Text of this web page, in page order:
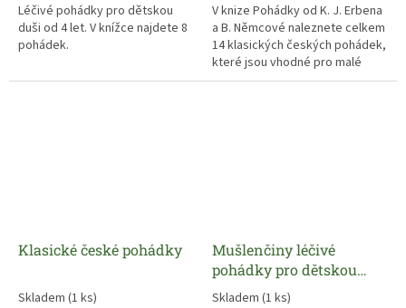
Léčivé pohádky pro dětskou
duši od 4 let. V knížce najdete 8
pohádek.
V knize Pohádky od K. J. Erbena
a B. Němcové naleznete celkem
14 klasických českých pohádek,
které jsou vhodné pro malé
čtenáře od 5 let.
Klasické české pohádky
Skladem (1 ks)
Mušlenčiny léčivé
pohádky pro dětskou
duši
Skladem (1 ks)